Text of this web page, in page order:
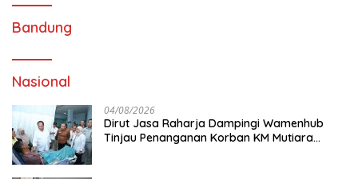
Bandung
Nasional
04/08/2026
Dirut Jasa Raharja Dampingi Wamenhub
Tinjau Penanganan Korban KM Mutiara